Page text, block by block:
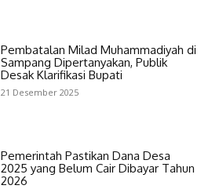
Pembatalan Milad Muhammadiyah di
Sampang Dipertanyakan, Publik
Desak Klarifikasi Bupati
21 Desember 2025
Pemerintah Pastikan Dana Desa
2025 yang Belum Cair Dibayar Tahun
2026